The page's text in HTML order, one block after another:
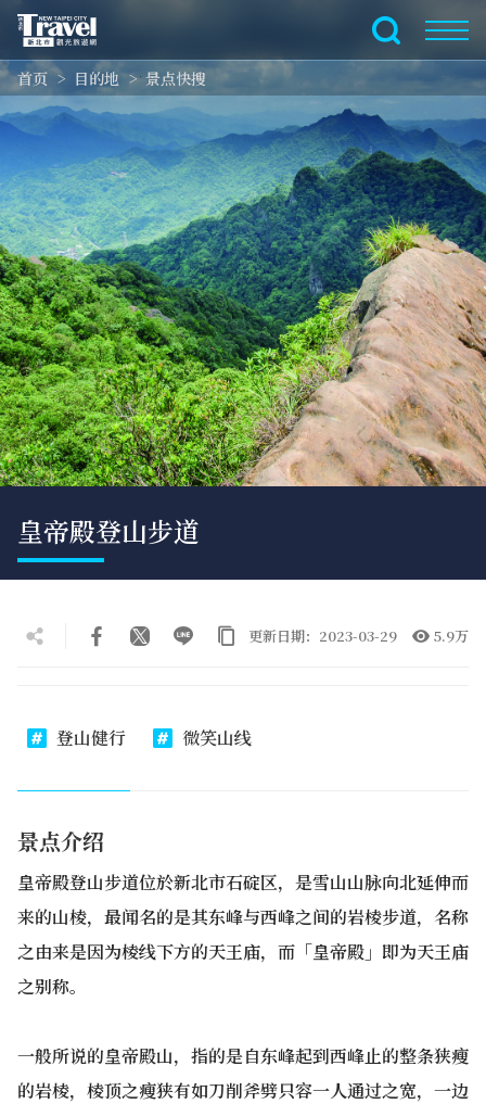
主
要
内
块
全文搜索
首页 目的地 景点快搜
皇帝殿登山步道
更新日期：2023-03-29 5.9万
登山健行 微笑山线
景点介绍
皇帝殿登山步道位於新北市石碇区，是雪山山脉向北延伸而
来的山棱，最闻名的是其东峰与西峰之间的岩棱步道，名称
之由来是因为棱线下方的天王庙，而「皇帝殿」即为天王庙
之别称。
一般所说的皇帝殿山，指的是自东峰起到西峰止的整条狭瘦
的岩棱，棱顶之瘦狭有如刀削斧劈只容一人通过之宽，一边